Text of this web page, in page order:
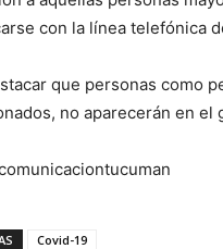
con la línea telefónica
que personas como
no aparecerán en el
Covid-19